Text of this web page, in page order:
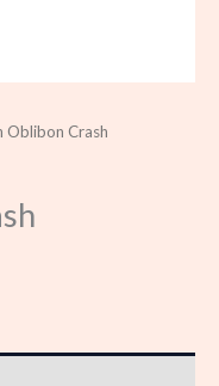
Oblibon Crash